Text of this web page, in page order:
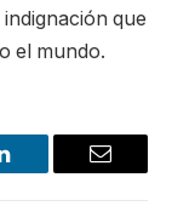
que
el mundo.
Email